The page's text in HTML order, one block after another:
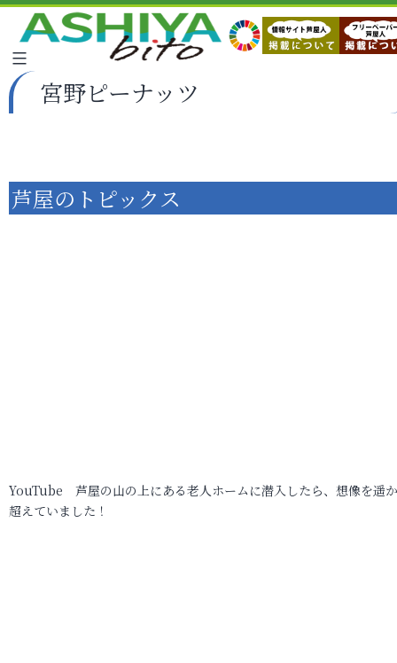
宮野ピーナッツ
芦屋のトピックス
YouTube 芦屋の山の上にある老人ホームに潜入したら、想像を遥
超えていました！